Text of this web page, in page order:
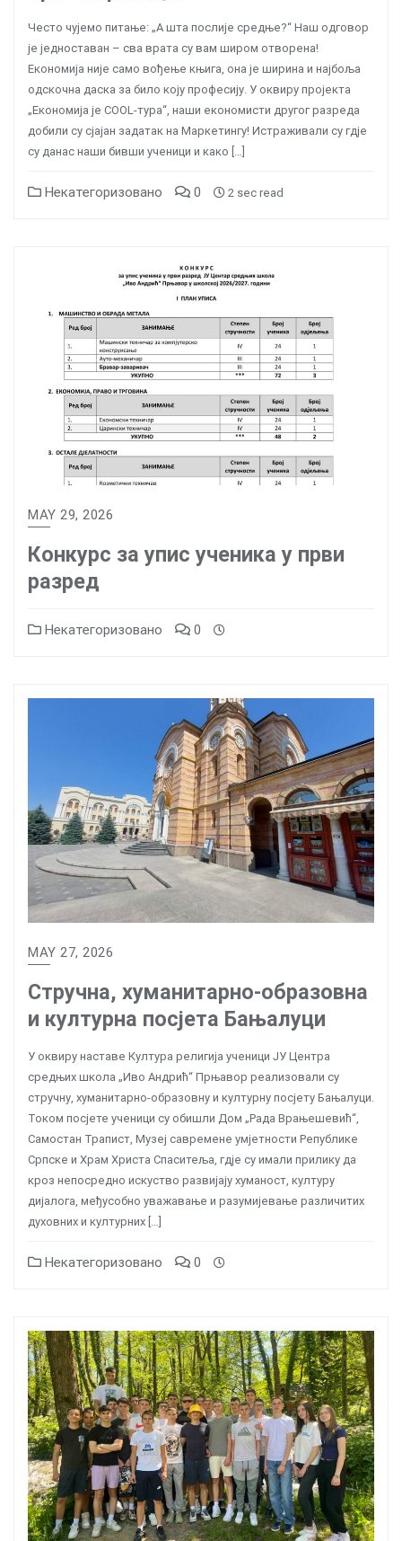
Често чујемо питање: „А шта послије средње?“ Наш одговор
је једноставан – сва врата су вам широм отворена!
Економија није само вођење књига, она је ширина и најбоља
одскочна даска за било коју професију. У оквиру пројекта
„Економија је COOL-тура“, наши економисти другог разреда
добили су сјајан задатак на Маркетингу! Истраживали су гдје
су данас наши бивши ученици и како […]
Некатегоризовано 0 2 sec read
MAY 29, 2026
Конкурс за упис ученика у први
разред
Некатегоризовано 0
MAY 27, 2026
Стручна, хуманитарно-образовна
и културна посјета Бањалуци
У оквиру наставе Култура религија ученици ЈУ Центра
средњих школа „Иво Андрић“ Прњавор реализовали су
стручну, хуманитарно-образовну и културну посјету Бањалуци.
Током посјете ученици су обишли Дом „Рада Врањешевић“,
Самостан Трапист, Музеј савремене умјетности Републике
Српске и Храм Христа Спаситеља, гдје су имали прилику да
кроз непосредно искуство развијају хуманост, културу
дијалога, међусобно уважавање и разумијевање различитих
духовних и културних […]
Некатегоризовано 0